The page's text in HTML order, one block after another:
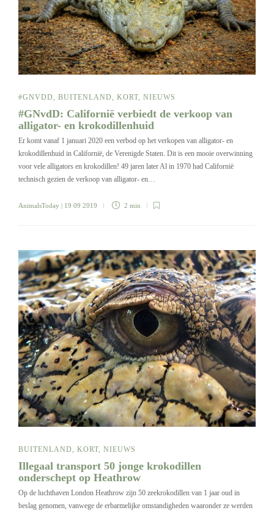
#GNVDD, BUITENLAND, KORT, NIEUWS
#GNvdD: Californië verbiedt de verkoop van
alligator- en krokodillenhuid
Er komt vanaf 1 januari 2020 een verbod op het verkopen van alligator- en
krokodillenhuid in Californië, de Verenigde Staten. Dit is een mooie overwinning
voor vele alligators en krokodillen! 49 jaren later Al in 1970 had Californië
technisch gezien de verkoop van alligator- en…
AnimalsToday | 19 09 2019 2 min
BUITENLAND, KORT, NIEUWS
Illegaal transport 50 jonge krokodillen
onderschept op Heathrow
Op de luchthaven London Heathrow zijn 50 zeekrokodillen van 1 jaar oud in
beslag genomen, vanwege de erbarmelijke omstandigheden waaronder ze werden